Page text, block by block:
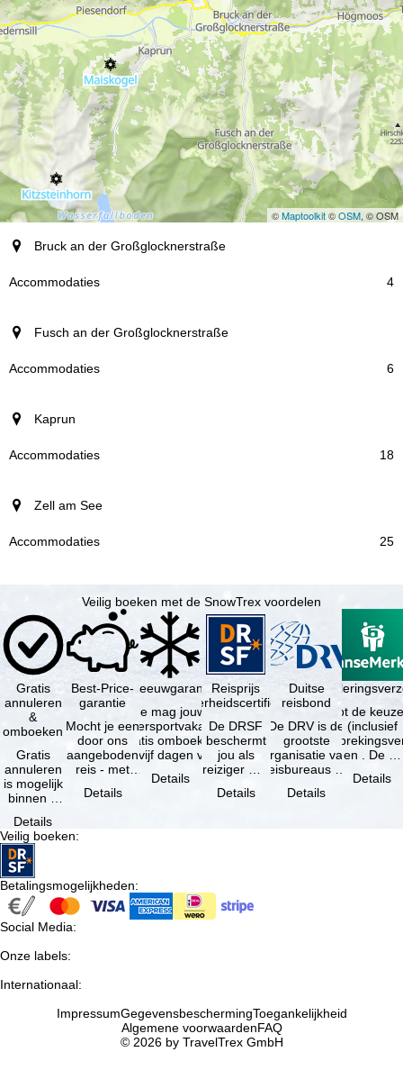
©Maptoolkit©OSM, © OSM
plaats
Accommodaties
Bruck an der Großglocknerstraße
4
Fusch an der Großglocknerstraße
6
Kaprun
18
Zell am See
25
Veilig boeken met de SnowTrex voordelen
Gratis
annuleren
&
omboeken
Gratis
annuleren
is mogelijk
binnen 5
de
boeking,
als jouw
vakantie …
Details
Best-Price-
garantie
Mocht je een
door ons
aangeboden
reis - met
beschikbaarheid
Details
Sneeuwgarantie
Je mag jouw
wintersportvakantie
gratis omboeken
als vijf dagen voor
Details
Reisprijs
zekerheidscertificaat
De DRSF
beschermt
jou als
reiziger met
pakketreis
Details
Duitse
reisbond
De DRV is de
grootste
organisatie van
reisbureaus en
in Duitsland. …
Details
Je hebt de
(inclusief
en . De …
Details
Veilig boeken:
Betalingsmogelijkheden:
Social Media:
Onze labels:
Internationaal:
ImpressumGegevensbeschermingToegankelijkheid
Algemene voorwaardenFAQ
© 2026 by TravelTrex GmbH